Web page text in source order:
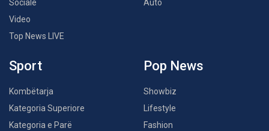
Sociale
Video
Top News LIVE
Auto
Sport
Kombëtarja
Kategoria Superiore
Kategoria e Parë
Pop News
Showbiz
Lifestyle
Fashion